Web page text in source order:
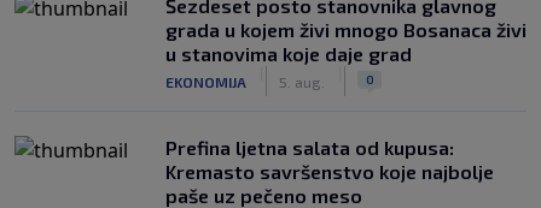
Šezdeset posto stanovnika glavnog
grada u kojem živi mnogo Bosanaca živi
u stanovima koje daje grad
EKONOMIJA 5. aug. 0
Prefina ljetna salata od kupusa:
Kremasto savršenstvo koje najbolje
paše uz pečeno meso